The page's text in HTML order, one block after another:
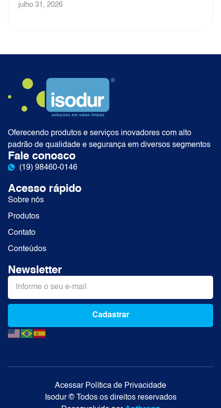
julho 31, 2026
Oferecendo produtos e serviços inovadores com alto
padrão de qualidade e segurança em diversos segmentos
Fale conosco
(19) 98460-0146
Acesso rápido
Sobre nós
Produtos
Contato
Conteúdos
Newsletter
Cadastrar
Alternative:
Acessar Política de Privacidade
Isodur © Todos os direitos reservados